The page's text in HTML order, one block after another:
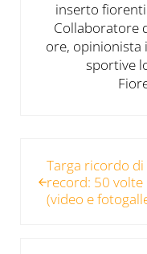
inserto
Collaboratore
ore, opinionista
sportive
Targa ricordo di
record: 50 volte
(video e